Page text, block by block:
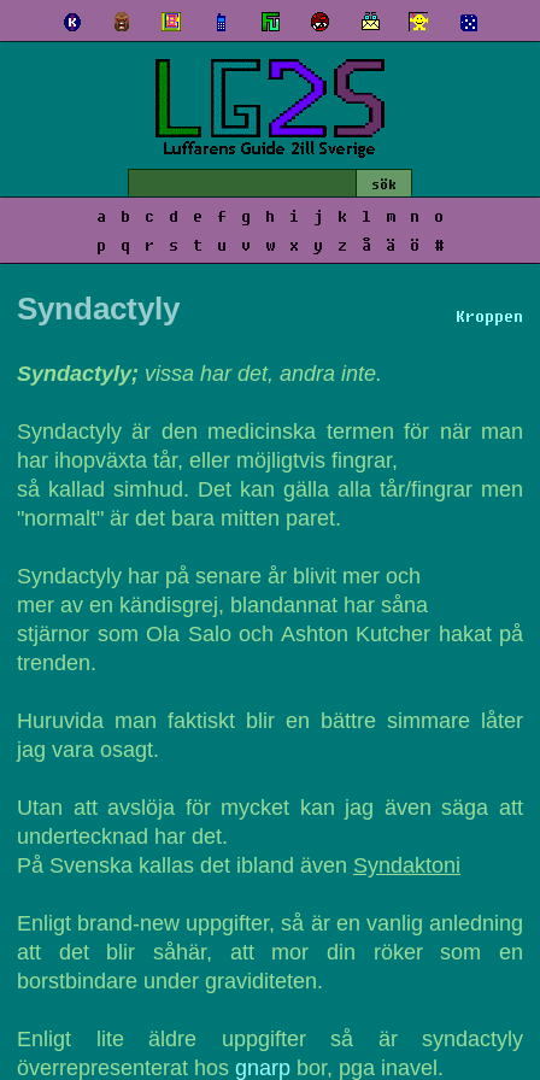
a b c d e f g h i j k l m n
o
p
q r s t u v w x y z å ä ö #
Kroppen
Syndactyly
Syndactyly; vissa har det, andra inte.
Syndactyly är den medicinska termen för när man
har ihopväxta tår, eller möjligtvis fingrar,
så kallad simhud. Det kan gälla alla tår/fingrar men
"normalt" är det bara mitten paret.
Syndactyly har på senare år blivit mer och
mer av en kändisgrej, blandannat har såna
stjärnor som Ola Salo och Ashton Kutcher hakat på
trenden.
Huruvida man faktiskt blir en bättre simmare låter
jag vara osagt.
Utan att avslöja för mycket kan jag även säga att
undertecknad har det.
På Svenska kallas det ibland även Syndaktoni
Enligt brand-new uppgifter, så är en vanlig anledning
att det blir såhär, att mor din röker som en
borstbindare under graviditeten.
Enligt lite äldre uppgifter så är syndactyly
överrepresenterat hos gnarp bor, pga inavel.